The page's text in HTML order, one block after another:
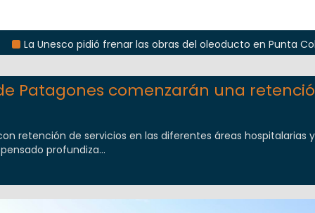
pidió frenar las obras del oleoducto en Punta Colorada
Patagones comenzarán una
retención de servicios en las diferentes áreas hospitalarias
profundiza...